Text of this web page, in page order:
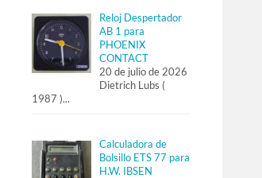
Reloj Despertador
AB 1 para
PHOENIX
CONTACT
20 de julio de 2026
Dietrich Lubs (
1987 )...
Calculadora de
Bolsillo ETS 77 para
H.W. IBSEN